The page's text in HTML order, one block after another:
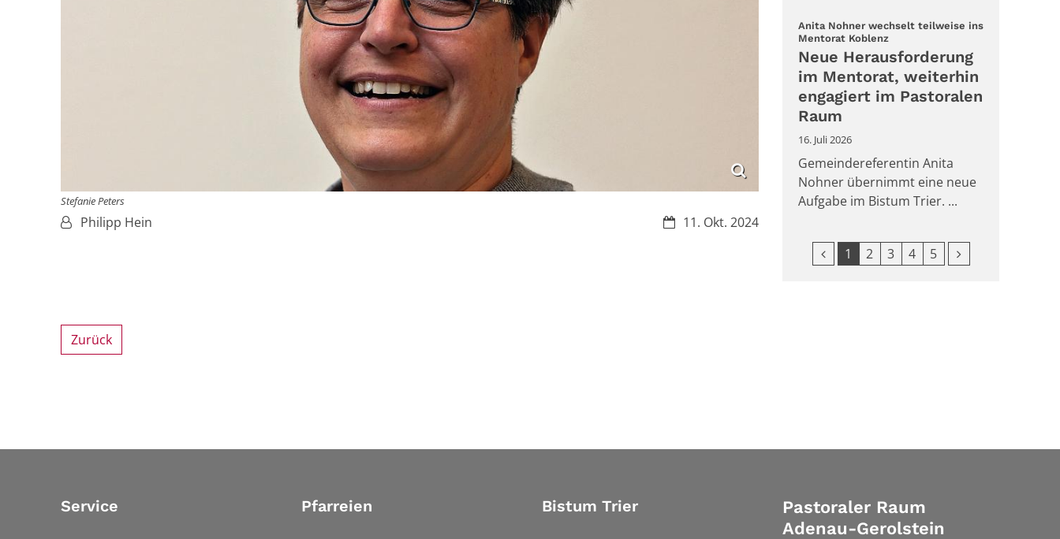
Stefanie Peters
Datum:11. Okt. 2024
Von:Philipp Hein
Zurück
Anita Nohner wechselt teilweise ins
Mentorat Koblenz
Neue Herausforderung
im Mentorat, weiterhin
engagiert im Pastoralen
Raum
16. Juli 2026
Gemeindereferentin Anita
Nohner übernimmt eine neue
Aufgabe im Bistum Trier. ...
Vorherige Seite
1 2 3 4 5 Nächste Seite
Service Pfarreien Bistum Trier
Pastoraler Raum
Adenau-Gerolstein